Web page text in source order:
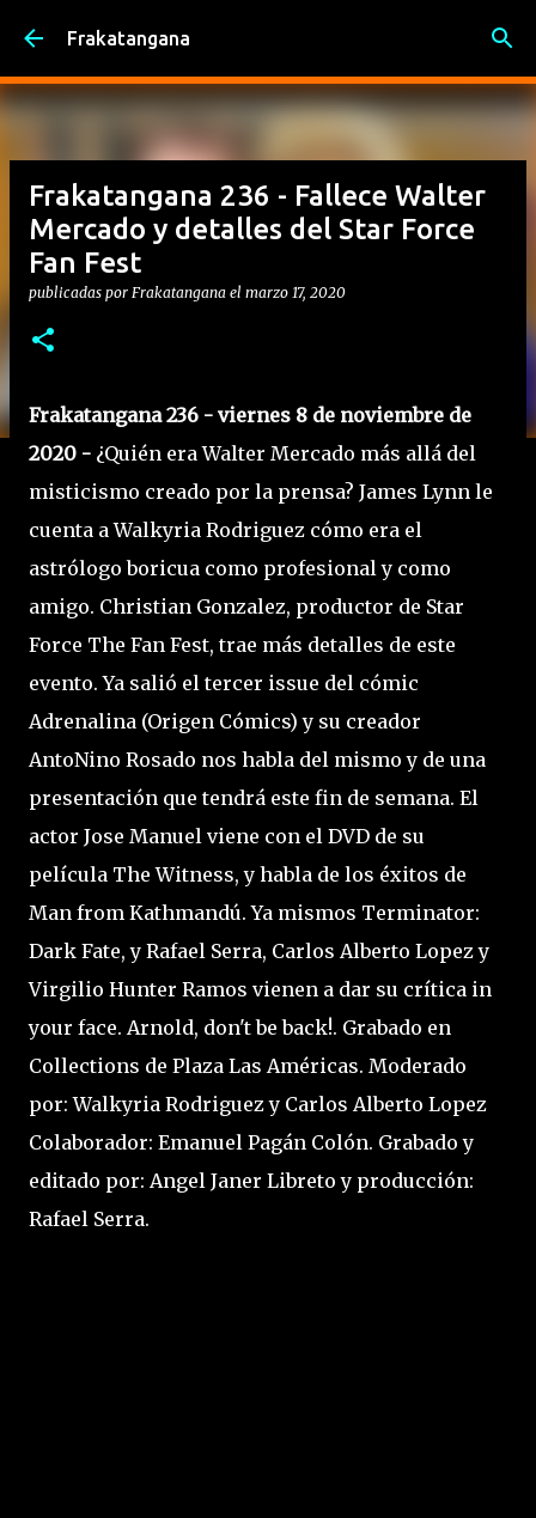
Ir al contenido principal
Frakatangana
Frakatangana 236 - Fallece Walter
Mercado y detalles del Star Force
Fan Fest
publicadas por Frakatangana el marzo 17, 2020
Frakatangana 236 - viernes 8 de noviembre de
2020 - ¿Quién era Walter Mercado más allá del
misticismo creado por la prensa? James Lynn le
cuenta a Walkyria Rodriguez cómo era el
astrólogo boricua como profesional y como
amigo. Christian Gonzalez, productor de Star
Force The Fan Fest, trae más detalles de este
evento. Ya salió el tercer issue del cómic
Adrenalina (Origen Cómics) y su creador
AntoNino Rosado nos habla del mismo y de una
presentación que tendrá este fin de semana. El
actor Jose Manuel viene con el DVD de su
película The Witness, y habla de los éxitos de
Man from Kathmandú. Ya mismos Terminator:
Dark Fate, y Rafael Serra, Carlos Alberto Lopez y
Virgilio Hunter Ramos vienen a dar su crítica in
your face. Arnold, don't be back!. Grabado en
Collections de Plaza Las Américas. Moderado
por: Walkyria Rodriguez y Carlos Alberto Lopez
Colaborador: Emanuel Pagán Colón. Grabado y
editado por: Angel Janer Libreto y producción:
Rafael Serra.